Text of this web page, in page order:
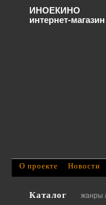
Каталог жанры /
О проекте Новости
ИНОЕКИНО
интернет-магазин